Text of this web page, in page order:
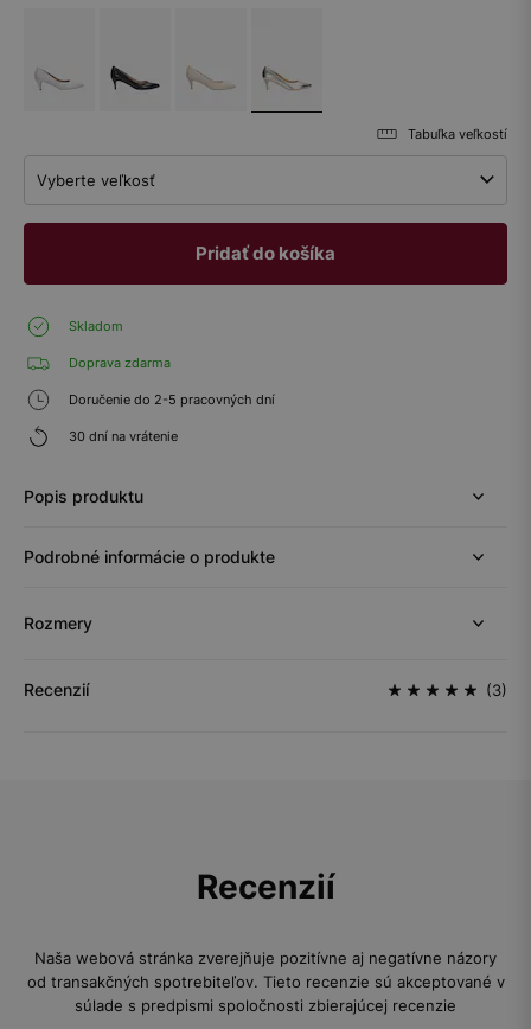
Tabuľka veľkostí
Vyberte veľkosť
Pridať do košíka
Skladom
Doprava zdarma
Doručenie do 2-5 pracovných dní
30 dní na vrátenie
Popis produktu
Podrobné informácie o produkte
Rozmery
Recenzií (3)
Recenzií
Naša webová stránka zverejňuje pozitívne aj negatívne názory
od transakčných spotrebiteľov. Tieto recenzie sú akceptované v
súlade s predpismi spoločnosti zbierajúcej recenzie